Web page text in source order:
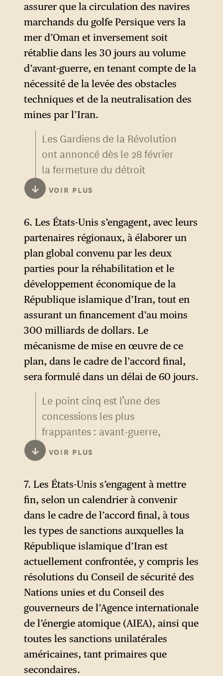
assurer que la circulation des navires
marchands du golfe Persique vers la
mer d’Oman et inversement soit
rétablie dans les 30 jours au volume
d’avant-guerre, en tenant compte de la
nécessité de la levée des obstacles
techniques et de la neutralisation des
mines par l’Iran.
Les Gardiens de la Révolution
ont annoncé dès le 28 février
la fermeture du détroit
d’Ormuz. Comme on l’a
documenté avec notre
Observatoire de la bataille
d’Ormuz, depuis le début de
la guerre contre l’Iran le 28
février, au moins 37 navires
civils (pétroliers, porte-
conteneurs et autres cargos)
ont été attaqués dans le
détroit d’Ormuz, ce qui a
conduit à une baisse
historique de la circulation
maritime : de 160 navires
transitant par le détroit le 27
février, à 11 par jour en
moyenne au cours du mois
d’avril. Depuis le 13 avril,
l’armée américaine appliquait
un blocus maritime dans la
mer d’Arabie sur les navires
partant ou rejoignant les ports
iraniens, à l’exclusion du trafic
dans le golfe Persique et le
golfe d’Oman, tentant de
parer un effet de la guerre :
depuis le 28 février, Téhéran a
pu maintenir ses exportations
de brut — à destination de la
Chine principalement — et
même bénéficier de la hausse
des prix sur les marchés
mondiaux.
↓ VOIR PLUS
6. Les États-Unis s’engagent, avec leurs
partenaires régionaux, à élaborer un
plan global convenu par les deux
parties pour la réhabilitation et le
développement économique de la
République islamique d’Iran, tout en
assurant un financement d’au moins
300 milliards de dollars. Le
mécanisme de mise en œuvre de ce
plan, dans le cadre de l’accord final,
sera formulé dans un délai de 60 jours.
Le point cinq est l’une des
concessions les plus
frappantes : avant-guerre,
l’Iran n’avait aucune
perspective de financement
extérieur de cette ampleur.
↓ VOIR PLUS
7. Les États-Unis s’engagent à mettre
fin, selon un calendrier à convenir
dans le cadre de l’accord final, à tous
les types de sanctions auxquelles la
République islamique d’Iran est
actuellement confrontée, y compris les
résolutions du Conseil de sécurité des
Nations unies et du Conseil des
gouverneurs de l’Agence internationale
de l’énergie atomique (AIEA), ainsi que
toutes les sanctions unilatérales
américaines, tant primaires que
secondaires.